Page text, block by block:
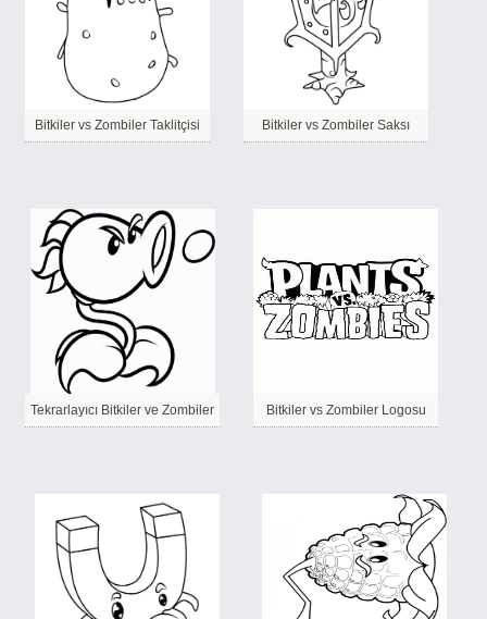
Bitkiler vs Zombiler Taklitçisi Bitkiler vs Zombiler Saksı
Tekrarlayıcı Bitkiler ve Zombiler Bitkiler vs Zombiler Logosu